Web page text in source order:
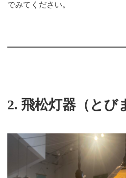
でみてください。
2. 飛松灯器（とび